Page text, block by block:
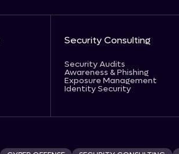
Security Consulting
Security Audits
Awareness & Phishing
Exposure Management
Identity Security